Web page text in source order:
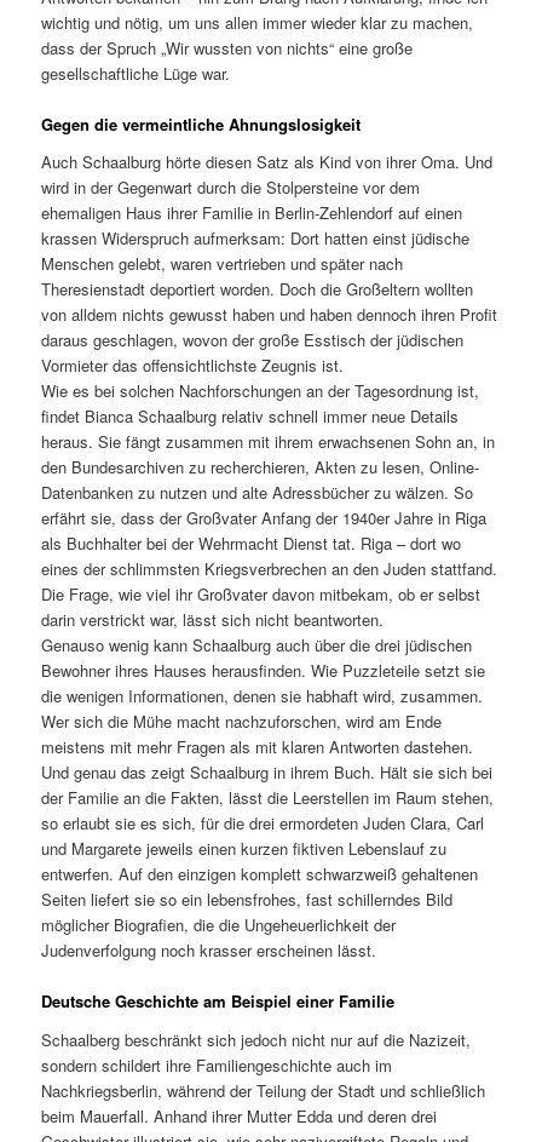
wichtig und nötig, um uns allen immer wieder klar zu machen,
dass der Spruch „Wir wussten von nichts“ eine große
gesellschaftliche Lüge war.
Gegen die vermeintliche Ahnungslosigkeit
Auch Schaalburg hörte diesen Satz als Kind von ihrer Oma. Und
wird in der Gegenwart durch die Stolpersteine vor dem
ehemaligen Haus ihrer Familie in Berlin-Zehlendorf auf einen
krassen Widerspruch aufmerksam: Dort hatten einst jüdische
Menschen gelebt, waren vertrieben und später nach
Theresienstadt deportiert worden. Doch die Großeltern wollten
von alldem nichts gewusst haben und haben dennoch ihren Profit
daraus geschlagen, wovon der große Esstisch der jüdischen
Vormieter das offensichtlichste Zeugnis ist.
Wie es bei solchen Nachforschungen an der Tagesordnung ist,
findet Bianca Schaalburg relativ schnell immer neue Details
heraus. Sie fängt zusammen mit ihrem erwachsenen Sohn an, in
den Bundesarchiven zu recherchieren, Akten zu lesen, Online-
Datenbanken zu nutzen und alte Adressbücher zu wälzen. So
erfährt sie, dass der Großvater Anfang der 1940er Jahre in Riga
als Buchhalter bei der Wehrmacht Dienst tat. Riga – dort wo
eines der schlimmsten Kriegsverbrechen an den Juden stattfand.
Die Frage, wie viel ihr Großvater davon mitbekam, ob er selbst
darin verstrickt war, lässt sich nicht beantworten.
Genauso wenig kann Schaalburg auch über die drei jüdischen
Bewohner ihres Hauses herausfinden. Wie Puzzleteile setzt sie
die wenigen Informationen, denen sie habhaft wird, zusammen.
Wer sich die Mühe macht nachzuforschen, wird am Ende
meistens mit mehr Fragen als mit klaren Antworten dastehen.
Und genau das zeigt Schaalburg in ihrem Buch. Hält sie sich bei
der Familie an die Fakten, lässt die Leerstellen im Raum stehen,
so erlaubt sie es sich, für die drei ermordeten Juden Clara, Carl
und Margarete jeweils einen kurzen fiktiven Lebenslauf zu
entwerfen. Auf den einzigen komplett schwarzweiß gehaltenen
Seiten liefert sie so ein lebensfrohes, fast schillerndes Bild
möglicher Biografien, die die Ungeheuerlichkeit der
Judenverfolgung noch krasser erscheinen lässt.
Deutsche Geschichte am Beispiel einer Familie
Schaalberg beschränkt sich jedoch nicht nur auf die Nazizeit,
sondern schildert ihre Familiengeschichte auch im
Nachkriegsberlin, während der Teilung der Stadt und schließlich
beim Mauerfall. Anhand ihrer Mutter Edda und deren drei